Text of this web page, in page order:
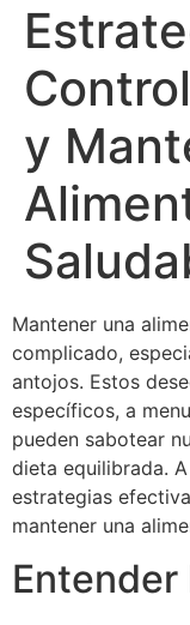
y
Mantener una
complicado,
antojos. Estos
específicos, a
pueden sabotear
dieta equilibrada.
estrategias
mantener una